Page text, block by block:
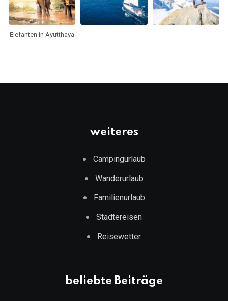
Elefanten in Ayutthaya
weiteres
Campingurlaub
Wanderurlaub
Familienurlaub
Städtereisen
Reisewetter
beliebte Beiträge